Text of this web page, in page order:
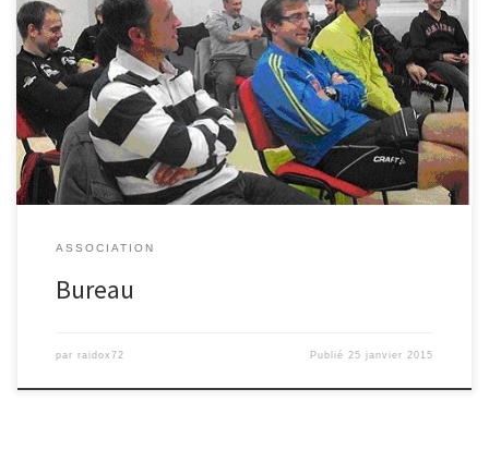
Bureau Voici le bureau de l’association : Président : LE BERRE JF
Vice-président : CHOLIERE Arnaud Trésorière : BIDAULT […]
ASSOCIATION
Bureau
par raidox72 Publié 25 janvier 2015